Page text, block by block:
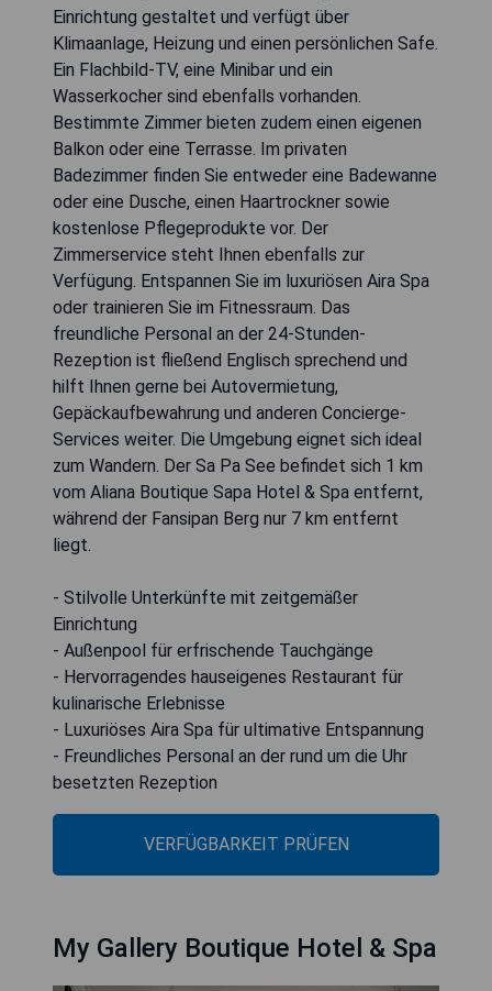
Einrichtung gestaltet und verfügt über
Klimaanlage, Heizung und einen persönlichen Safe.
Ein Flachbild-TV, eine Minibar und ein
Wasserkocher sind ebenfalls vorhanden.
Bestimmte Zimmer bieten zudem einen eigenen
Balkon oder eine Terrasse. Im privaten
Badezimmer finden Sie entweder eine Badewanne
oder eine Dusche, einen Haartrockner sowie
kostenlose Pflegeprodukte vor. Der
Zimmerservice steht Ihnen ebenfalls zur
Verfügung. Entspannen Sie im luxuriösen Aira Spa
oder trainieren Sie im Fitnessraum. Das
freundliche Personal an der 24-Stunden-
Rezeption ist fließend Englisch sprechend und
hilft Ihnen gerne bei Autovermietung,
Gepäckaufbewahrung und anderen Concierge-
Services weiter. Die Umgebung eignet sich ideal
zum Wandern. Der Sa Pa See befindet sich 1 km
vom Aliana Boutique Sapa Hotel & Spa entfernt,
während der Fansipan Berg nur 7 km entfernt
liegt.
- Stilvolle Unterkünfte mit zeitgemäßer
Einrichtung
- Außenpool für erfrischende Tauchgänge
- Hervorragendes hauseigenes Restaurant für
kulinarische Erlebnisse
- Luxuriöses Aira Spa für ultimative Entspannung
- Freundliches Personal an der rund um die Uhr
besetzten Rezeption
VERFÜGBARKEIT PRÜFEN
My Gallery Boutique Hotel & Spa